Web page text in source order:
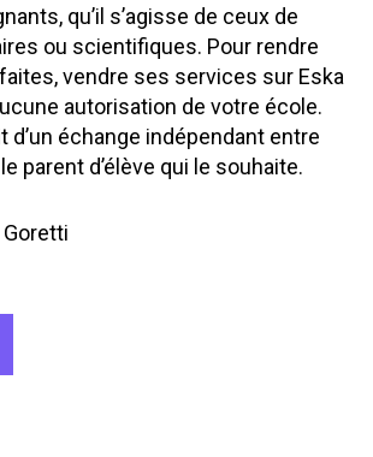
qu’il s’agisse de ceux de
ou scientifiques. Pour rendre
vendre ses services sur Eska
autorisation de votre école.
d’un échange indépendant entre
parent d’élève qui le souhaite.